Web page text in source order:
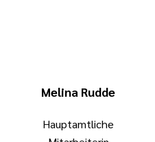
Melina Rudde
Hauptamtliche